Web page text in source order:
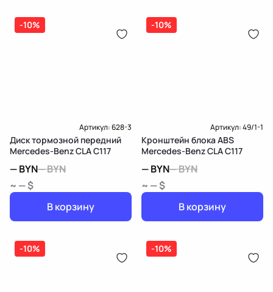
дозатор-распределитель топлива
Карта рассрочки онлайн
-10%
Артикул:628-3
Диск тормозной передний
Mercedes-Benz CLA C117
—BYN—BYN
~ — $
В корзину
-10%
Артикул:49/1-1
Кронштейн блока ABS
Mercedes-Benz CLA C117
—BYN—BYN
~ — $
В корзину
-10% -10%